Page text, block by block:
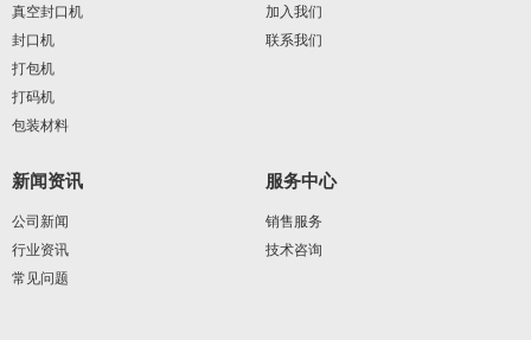
真空封口机
封口机
打包机
打码机
包装材料
加入我们
联系我们
新闻资讯
公司新闻
行业资讯
常见问题
服务中心
销售服务
技术咨询